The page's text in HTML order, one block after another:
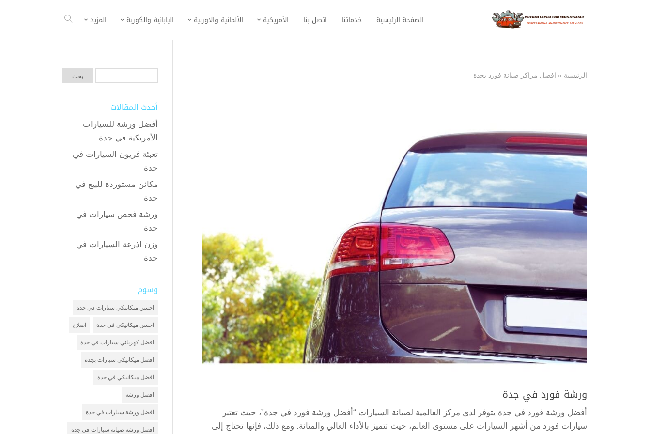
الصفحة الرئيسية خدماتنا اتصل بنا الأمريكية الألمانية والاوربية اليابانية والكورية المزيد
الرئيسية » افضل مراكز صيانة فورد بجدة
ورشة فورد في جدة
أفضل ورشة فورد في جدة يتوفر لدى مركز العالمية لصيانة السيارات “أفضل ورشة فورد في جدة”، حيث تعتبر
سيارات فورد من أشهر السيارات على مستوى العالم، حيث تتميز بالأداء العالي والمتانة. ومع ذلك، فإنها تحتاج إلى
أحدث المقالات
أفضل ورشة للسيارات
الأمريكية في جدة
تعبئة فريون السيارات في
جدة
مكائن مستوردة للبيع في
جدة
ورشة فحص سيارات في
جدة
وزن اذرعة السيارات في
جدة
وسوم
احسن ميكانيكي سيارات في جدة
احسن ميكانيكي في جدة اصلاح
افضل كهربائي سيارات في جدة
افضل ميكانيكي سيارات بجدة
افضل ميكانيكي في جدة
افضل ورشة
افضل ورشة سيارات في جدة
افضل ورشة صيانة سيارات في جدة